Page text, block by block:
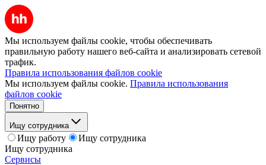
Мы используем файлы cookie, чтобы обеспечивать
правильную работу нашего веб-сайта и анализировать сетевой
трафик.
Правила использования файлов cookie
Мы используем файлы cookie. Правила использования
файлов cookie
Понятно
Ищу сотрудника
Ищу работу
Ищу сотрудника
Ищу сотрудника
Сервисы